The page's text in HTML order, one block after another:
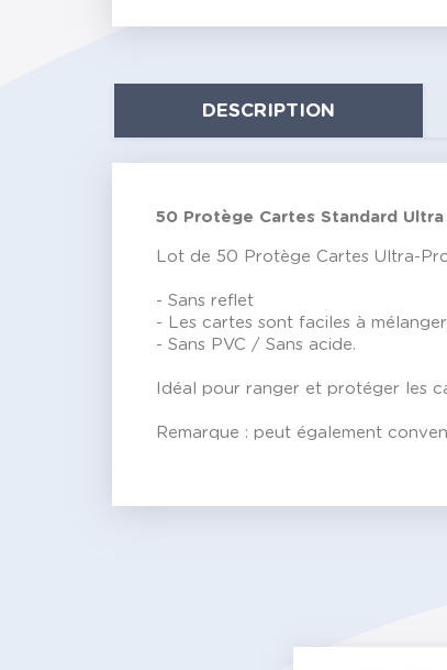
DESCRIPTION
50 Protège Cartes Standard Ultra
Lot de 50 Protège Cartes Ultra-
- Sans reflet
- Les cartes sont faciles à mélanger
- Sans PVC / Sans acide.
Idéal pour ranger et protéger les
Remarque : peut également